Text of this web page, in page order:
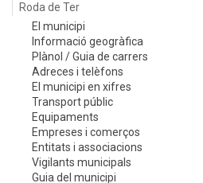
Roda de Ter
El municipi
Informació geogràfica
Plànol / Guia de carrers
Adreces i telèfons
El municipi en xifres
Transport públic
Equipaments
Empreses i comerços
Entitats i associacions
Vigilants municipals
Guia del municipi